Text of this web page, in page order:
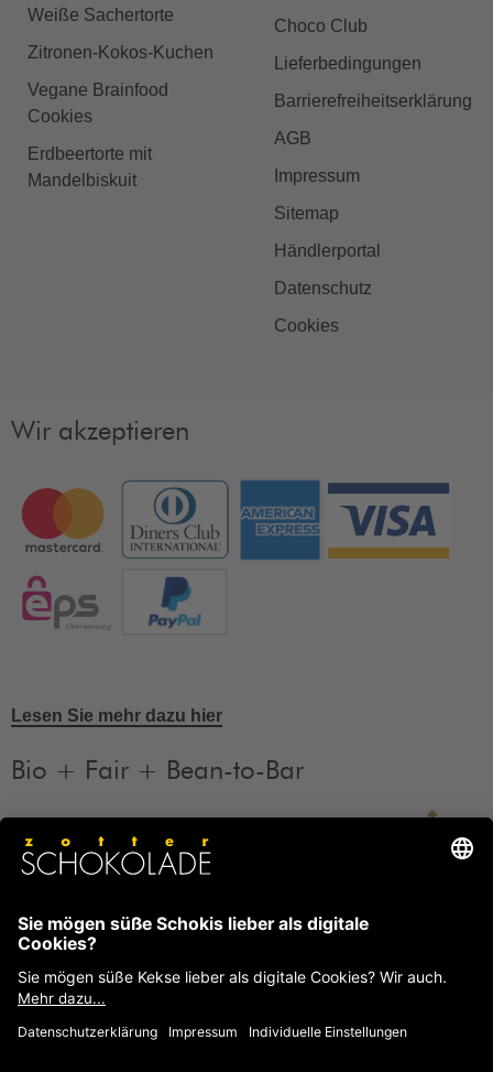
Weiße Sachertorte
Zitronen-Kokos-Kuchen
Vegane Brainfood
Cookies
Erdbeertorte mit
Mandelbiskuit
Choco Club
Lieferbedingungen
Barrierefreiheitserklärung
AGB
Impressum
Sitemap
Händlerportal
Datenschutz
Cookies
Wir akzeptieren
Lesen Sie mehr dazu hier
Bio + Fair + Bean-to-Bar
Informationen
FAQ